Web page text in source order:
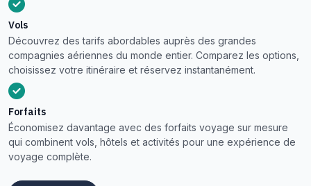
Vols
Découvrez des tarifs abordables auprès des grandes
compagnies aériennes du monde entier. Comparez les options,
choisissez votre itinéraire et réservez instantanément.
Forfaits
Économisez davantage avec des forfaits voyage sur mesure
qui combinent vols, hôtels et activités pour une expérience de
voyage complète.